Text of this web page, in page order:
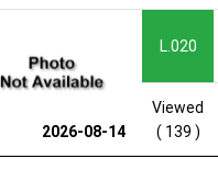
2026-08-14
L.020
Viewed
( 139 )